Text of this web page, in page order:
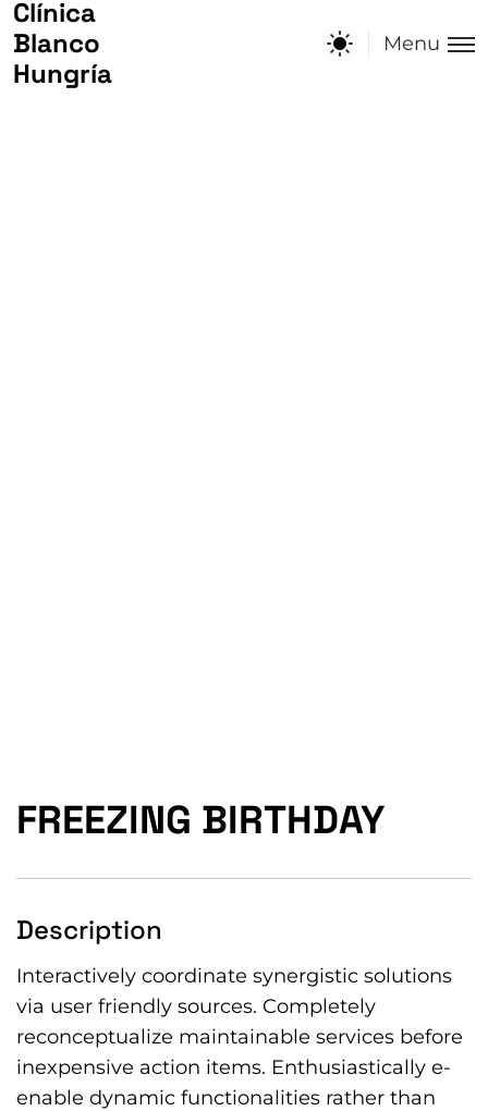
Clínica
Blanco
Hungría
Clínica
Blanco
Hungría
Menu
FREEZING BIRTHDAY
Description
Interactively coordinate synergistic solutions
via user friendly sources. Completely
reconceptualize maintainable services before
inexpensive action items. Enthusiastically e-
enable dynamic functionalities rather than